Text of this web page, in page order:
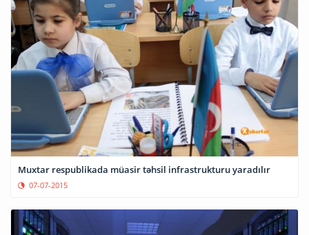
Muxtar respublikada müasir təhsil infrastrukturu yaradılır
07-07-2015